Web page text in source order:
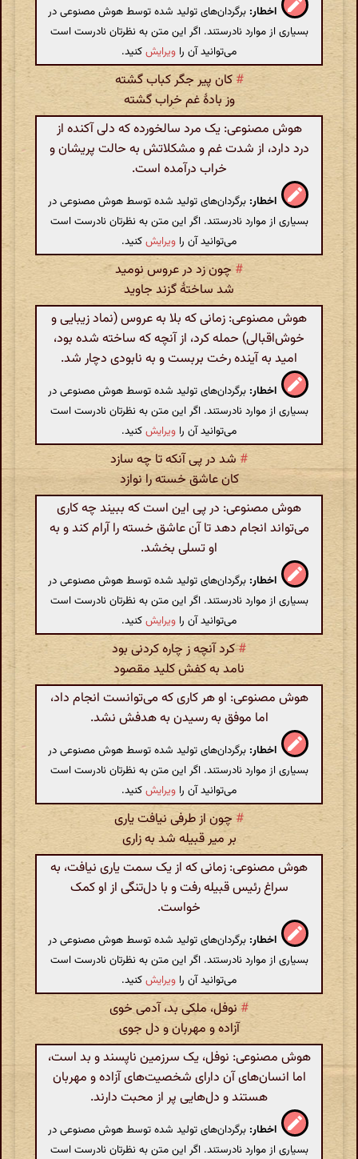
اخطار: برگردان‌های تولید شده توسط هوش مصنوعی در
بسیاری از موارد نادرستند. اگر این متن به نظرتان نادرست است
می‌توانید آن را ویرایشکنید.
# کان پیر جگر کباب گشته
وز بادهٔ غم خراب گشته
هوش مصنوعی: یک مرد سالخورده که دلی آکنده از
درد دارد، از شدت غم و مشکلاتش به حالت پریشان و
خراب درآمده است.
اخطار: برگردان‌های تولید شده توسط هوش مصنوعی در
بسیاری از موارد نادرستند. اگر این متن به نظرتان نادرست است
می‌توانید آن را ویرایشکنید.
# چون زد در عروس نومید
شد ساختهٔ گزند جاوید
هوش مصنوعی: زمانی که بلا به عروس (نماد زیبایی و
خوش‌اقبالی) حمله کرد، از آنچه که ساخته شده بود،
امید به آینده رخت بربست و به نابودی دچار شد.
اخطار: برگردان‌های تولید شده توسط هوش مصنوعی در
بسیاری از موارد نادرستند. اگر این متن به نظرتان نادرست است
می‌توانید آن را ویرایشکنید.
# شد در پی آنکه تا چه سازد
کان عاشق خسته را نوازد
هوش مصنوعی: در پی این است که ببیند چه کاری
می‌تواند انجام دهد تا آن عاشق خسته را آرام کند و به
او تسلی بخشد.
اخطار: برگردان‌های تولید شده توسط هوش مصنوعی در
بسیاری از موارد نادرستند. اگر این متن به نظرتان نادرست است
می‌توانید آن را ویرایشکنید.
#کرد آنچه ز چاره کردنی بود
نامد به کفش کلید مقصود
هوش مصنوعی: او هر کاری که می‌توانست انجام داد،
اما موفق به رسیدن به هدفش نشد.
اخطار: برگردان‌های تولید شده توسط هوش مصنوعی در
بسیاری از موارد نادرستند. اگر این متن به نظرتان نادرست است
می‌توانید آن را ویرایشکنید.
# چون از طرفی نیافت یاری
بر میر قبیله شد به زاری
هوش مصنوعی: زمانی که از یک سمت یاری نیافت، به
سراغ رئیس قبیله رفت و با دل‌تنگی از او کمک
خواست.
اخطار: برگردان‌های تولید شده توسط هوش مصنوعی در
بسیاری از موارد نادرستند. اگر این متن به نظرتان نادرست است
می‌توانید آن را ویرایشکنید.
# نوفل، ملکی بد، آدمی خوی
آزاده و مهربان و دل جوی
هوش مصنوعی: نوفل، یک سرزمین ناپسند و بد است،
اما انسان‌های آن دارای شخصیت‌های آزاده و مهربان
هستند و دل‌هایی پر از محبت دارند.
اخطار: برگردان‌های تولید شده توسط هوش مصنوعی در
بسیاری از موارد نادرستند. اگر این متن به نظرتان نادرست است